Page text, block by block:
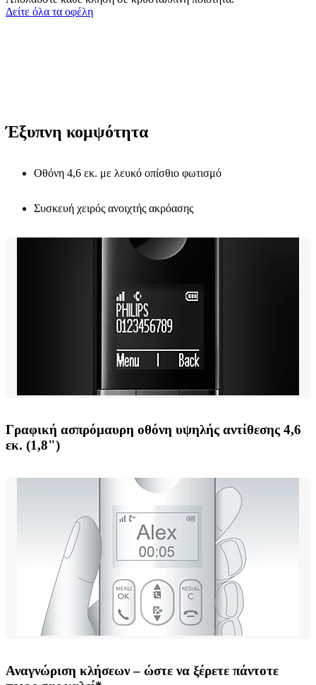
Δείτε όλα τα οφέλη
Έξυπνη κομψότητα
Οθόνη 4,6 εκ. με λευκό οπίσθιο φωτισμό
Συσκευή χειρός ανοιχτής ακρόασης
Γραφική ασπρόμαυρη οθόνη υψηλής αντίθεσης 4,6
εκ. (1,8")
Αναγνώριση κλήσεων – ώστε να ξέρετε πάντοτε